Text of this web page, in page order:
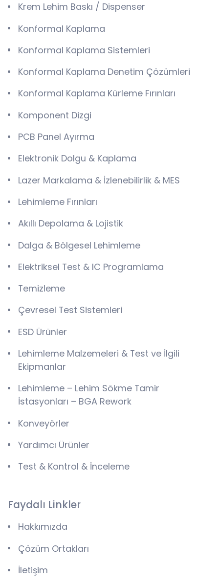
Krem Lehim Baskı / Dispenser
Konformal Kaplama
Konformal Kaplama Sistemleri
Konformal Kaplama Denetim Çözümleri
Konformal Kaplama Kürleme Fırınları
Komponent Dizgi
PCB Panel Ayırma
Elektronik Dolgu & Kaplama
Lazer Markalama & İzlenebilirlik & MES
Lehimleme Fırınları
Akıllı Depolama & Lojistik
Dalga & Bölgesel Lehimleme
Elektriksel Test & IC Programlama
Temizleme
Çevresel Test Sistemleri
ESD Ürünler
Lehimleme Malzemeleri & Test ve İlgili
Ekipmanlar
Lehimleme – Lehim Sökme Tamir
İstasyonları – BGA Rework
Konveyörler
Yardımcı Ürünler
Test & Kontrol & İnceleme
Faydalı Linkler
Hakkımızda
Çözüm Ortakları
İletişim